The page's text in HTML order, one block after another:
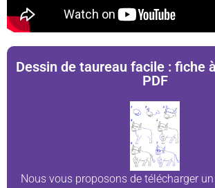
Dessin de taureau facile : fiche
PDF
Nous vous proposons de télécharger